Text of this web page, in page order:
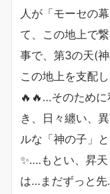
人が「モーセの
て、この地上で
事で、第3の天(
この地上を支配
🔥🔥…そのため
き、日々纏い、
ルな「神の子」
✨….もとい、昇
は…まだずっと先